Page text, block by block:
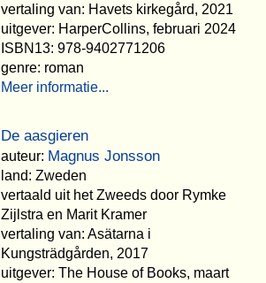
vertaling van: Havets kirkegård, 2021
uitgever: HarperCollins, februari 2024
ISBN13: 978-9402771206
genre: roman
Meer informatie...
De aasgieren
auteur: Magnus Jonsson
land: Zweden
vertaald uit het Zweeds door Rymke
Zijlstra en Marit Kramer
vertaling van: Asätarna i
Kungsträdgården, 2017
uitgever: The House of Books, maart